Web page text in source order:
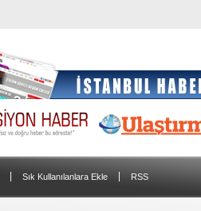
Sık Kullanılanlara Ekle RSS